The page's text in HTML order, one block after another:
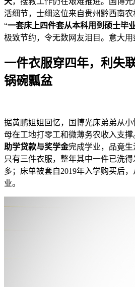
活细节，士细这位来自贵州黔西南
“一套床上四件套从本科用到硕士毕
极致节约，令无数网友泪目。意大用
一件衣服穿四年，利失
锅碗瓢盆
据黄鹏姐姐回忆，国博光床弟弟从
母在工地打零工和微薄务农收入支
助学贷款与奖学金完成学业，品竟
只有三件衣服，整年其中一件已洗
多；床单被套自2019年入学购买后
业。